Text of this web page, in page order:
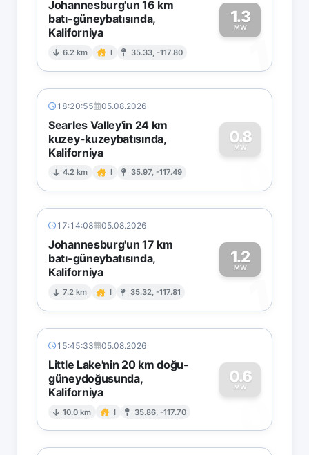
Johannesburg'un 16 km
batı-güneybatısında,
Kaliforniya
6.2 km I 35.33, -117.80
1.3
MW
1
18:20:55 05.08.2026
Searles Valley'in 24 km
kuzey-kuzeybatısında,
Kaliforniya
4.2 km I 35.97, -117.49
0.8
MW
0
17:14:08 05.08.2026
Johannesburg'un 17 km
batı-güneybatısında,
Kaliforniya
7.2 km I 35.32, -117.81
1.2
MW
1
15:45:33 05.08.2026
Little Lake'nin 20 km doğu-
güneydoğusunda,
Kaliforniya
10.0 km I 35.86, -117.70
0.6
MW
0